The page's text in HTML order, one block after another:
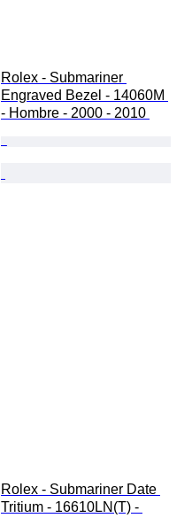
Rolex - Submariner
Engraved Bezel - 14060M
- Hombre - 2000 - 2010
Rolex - Submariner Date
Tritium - 16610LN(T) -